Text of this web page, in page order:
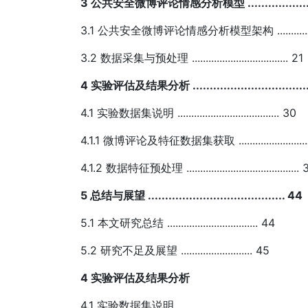
3 公共安全微博评论情感分析模型
3.1 公共安全微博评论情感分析模型架构
3.2 数据采集与预处理 ................................... 21
4 实验评估及结果分析
4.1 实验数据集说明 ..................................... 30
4.1.1 微博评论及特征数据集获取
4.1.2 数据特征预处理 .........................................
5 总结与展望 ........................................ 44
5.1 本文研究总结 ................................. 44
5.2 研究不足及展望 .......................... 45
4 实验评估及结果分析